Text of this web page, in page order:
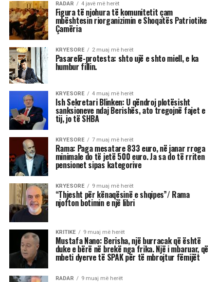
Kur dita barazohet me natën, Meri
Shehu zbulon se çfarë sjell kjo javë
për çdo shenjë
Stina e vjeshtës ka nisur me një energji kozmike
të jashtëzakonshme dhe këtë javë yjet nuk
premtojnë qetësi! Në studion e “Rudina” në Tv
Klan, astrologia Meri Shehu bëri parashikimin
për 12 shenjat e horoskopit, duke e quajtur këtë
periudhë një “pikë kthese” në shumë aspekte të
jetës. Me Diellin që ka hyrë në shenjën e
Peshores dhe Marsin që po futet në Akrep,
universi na fton të kërkojmë ekuilibër, të
rigjejmë veten dhe të marrim vendime që do të
na ndikojnë për muaj me radhë.